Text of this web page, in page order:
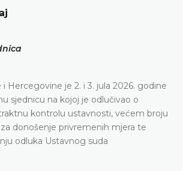
Hercegovine je 2. i 3. jula 2026. godine
sjednicu na kojoj je odlučivao o
kontrolu ustavnosti, većem broju
donošenje privremenih mjera te
odluka Ustavnog suda